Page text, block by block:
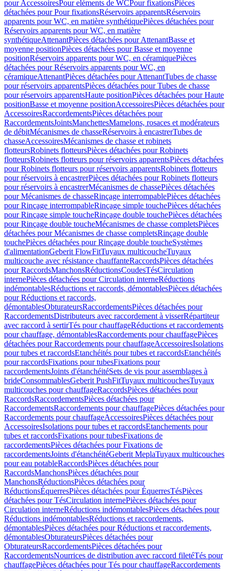
pour AccessoiresPour eléments de WCPour fixationsPièces
détachées pour Pour fixationsRéservoirs apparentsRéservoirs
apparents pour WC, en matière synthétiquePièces détachées pour
Réservoirs apparents pour WC, en matière
synthétiqueAttenantPièces détachées pour AttenantBasse et
moyenne positionPièces détachées pour Basse et moyenne
positionRéservoirs apparents pour WC, en céramiquePièces
détachées pour Réservoirs apparents pour WC, en
céramiqueAttenantPièces détachées pour AttenantTubes de chasse
pour réservoirs apparentsPièces détachées pour Tubes de chasse
pour réservoirs apparentsHaute positionPièces détachées pour Haute
positionBasse et moyenne positionAccessoiresPièces détachées pour
AccessoiresRaccordementsPièces détachées pour
RaccordementsJointsManchettesMamelons, rosaces et modérateurs
de débitMécanismes de chasseRéservoirs à encastrerTubes de
chasseAccessoiresMécanismes de chasse et robinets
flotteursRobinets flotteursPièces détachées pour Robinets
flotteursRobinets flotteurs pour réservoirs apparentsPièces détachées
pour Robinets flotteurs pour réservoirs apparentsRobinets flotteurs
pour réservoirs à encastrerPièces détachées pour Robinets flotteurs
pour réservoirs à encastrerMécanismes de chassePièces détachées
pour Mécanismes de chasseRinçage interrompablePièces détachées
pour Rinçage interrompableRinçage simple touchePièces détachées
pour Rinçage simple toucheRinçage double touchePièces détachées
pour Rinçage double toucheMécanismes de chasse completsPièces
détachées pour Mécanismes de chasse completsRinçage double
touchePièces détachées pour Rinçage double toucheSystèmes
d'alimentationGeberit FlowFitTuyaux multicoucheTuyaux
multicouche avec résistance chauffanteRaccordsPièces détachées
pour RaccordsManchonsRéductionsCoudesTésCirculation
internePièces détachées pour Circulation interneRéductions
indémontablesRéductions et raccords, démontablesPièces détachées
pour Réductions et raccords,
démontablesObturateursRaccordementsPièces détachées pour
RaccordementsDistributeurs avec raccordement à visserRépartiteur
avec raccord à sertirTés pour chauffageRéductions et raccordements
pour chauffage, démontablesRaccordements pour chauffagePièces
détachées pour Raccordements pour chauffageAccessoiresIsolations
pour tubes et raccordsEtanchéités pour tubes et raccordsEtanchéités
pour raccordsFixations pour tubesFixations pour
raccordementsJoints d'étanchéitéSets de vis pour assemblages à
brideConsommablesGeberit PushFitTuyaux multicouchesTuyaux
multicouches pour chauffageRaccordsPièces détachées pour
RaccordsRaccordementsPièces détachées pour
RaccordementsRaccordements pour chauffagePièces détachées pour
Raccordements pour chauffageAccessoiresPièces détachées pour
AccessoiresIsolations pour tubes et raccordsEtanchements pour
tubes et raccordsFixations pour tubesFixations de
raccordementsPièces détachées pour Fixations de
raccordementsJoints d'étanchéitéGeberit MeplaTuyaux multicouches
pour eau potableRaccordsPièces détachées pour
RaccordsManchonsPièces détachées pour
ManchonsRéductionsPièces détachées pour
RéductionsÉquerresPièces détachées pour ÉquerresTésPièces
détachées pour TésCirculation internePièces détachées pour
Circulation interneRéductions indémontablesPièces détachées pour
Réductions indémontablesRéductions et raccordements,
démontablesPièces détachées pour Réductions et raccordements,
démontablesObturateursPièces détachées pour
ObturateursRaccordementsPièces détachées pour
RaccordementsNourrices de distribution avec raccord filetéTés pour
chauffagePièces détachées pour Tés pour chauffageRaccordements